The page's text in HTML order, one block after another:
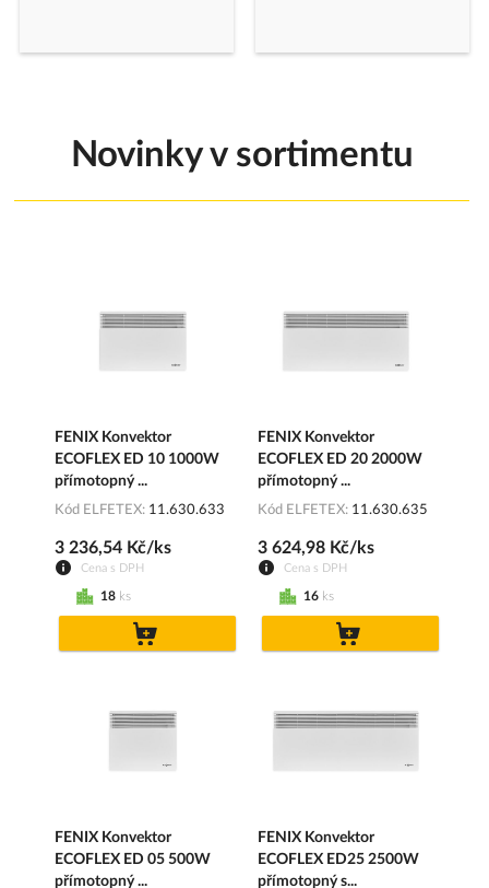
Novinky v sortimentu
FENIX Konvektor
ECOFLEX ED 10 1000W
přímotopný ...
Kód ELFETEX 11.630.633
Cena s DPH
3 236,54 Kč/ks
18 ks
FENIX Konvektor
ECOFLEX ED 20 2000W
přímotopný ...
Kód ELFETEX 11.630.635
Cena s DPH
3 624,98 Kč/ks
16 ks
FENIX Konvektor
ECOFLEX ED 05 500W
přímotopný ...
FENIX Konvektor
ECOFLEX ED25 2500W
přímotopný s...